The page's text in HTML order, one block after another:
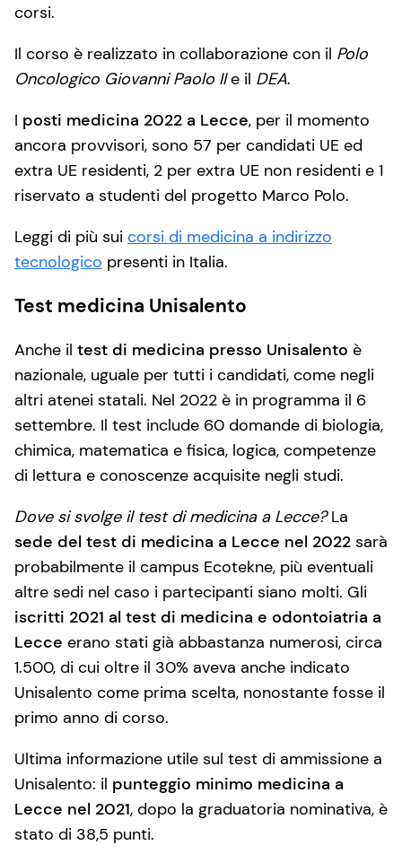
corsi.
Il corso è realizzato in collaborazione con il Polo
Oncologico Giovanni Paolo IIe il DEA.
I posti medicina 2022 a Lecce, per il momento
ancora provvisori, sono 57 per candidati UE ed
extra UE residenti, 2 per extra UE non residenti e 1
riservato a studenti del progetto Marco Polo.
Leggi di più sui corsi di medicina a indirizzo
tecnologico presenti in Italia.
Test medicina Unisalento
Anche il test di medicina presso Unisalento è
nazionale, uguale per tutti i candidati, come negli
altri atenei statali. Nel 2022 è in programma il 6
settembre. Il test include 60 domande di biologia,
chimica, matematica e fisica, logica, competenze
di lettura e conoscenze acquisite negli studi.
Dove si svolge il test di medicina a Lecce?La
sede del test di medicina a Lecce nel 2022 sarà
probabilmente il campus Ecotekne, più eventuali
altre sedi nel caso i partecipanti siano molti. Gli
iscritti 2021 al test di medicina e odontoiatria a
Lecce erano stati già abbastanza numerosi, circa
1.500, di cui oltre il 30% aveva anche indicato
Unisalento come prima scelta, nonostante fosse il
primo anno di corso.
Ultima informazione utile sul test di ammissione a
Unisalento: il punteggio minimo medicina a
Lecce nel 2021, dopo la graduatoria nominativa, è
stato di 38,5 punti.